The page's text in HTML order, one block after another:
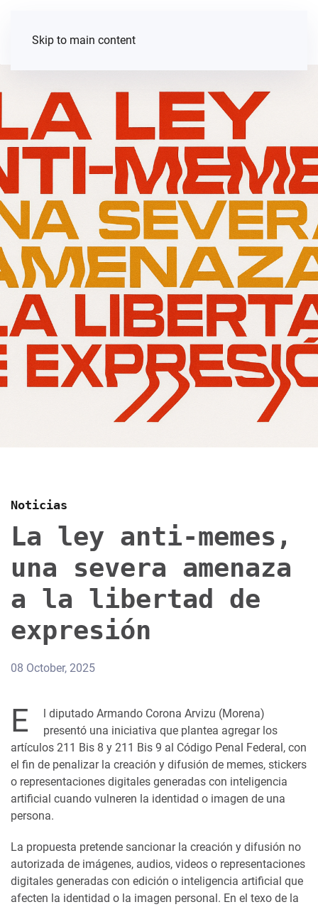
Skip to main content
Noticias
La ley anti-memes,
una severa amenaza
a la libertad de
expresión
08 October, 2025
E
l diputado Armando Corona Arvizu (Morena)
presentó una iniciativa que plantea agregar los
artículos 211 Bis 8 y 211 Bis 9 al Código Penal Federal, con
el fin de penalizar la creación y difusión de memes, stickers
o representaciones digitales generadas con inteligencia
artificial cuando vulneren la identidad o imagen de una
persona.
La propuesta pretende sancionar la creación y difusión no
autorizada de imágenes, audios, videos o representaciones
digitales generadas con edición o inteligencia artificial que
afecten la identidad o la imagen personal. En el texo de la